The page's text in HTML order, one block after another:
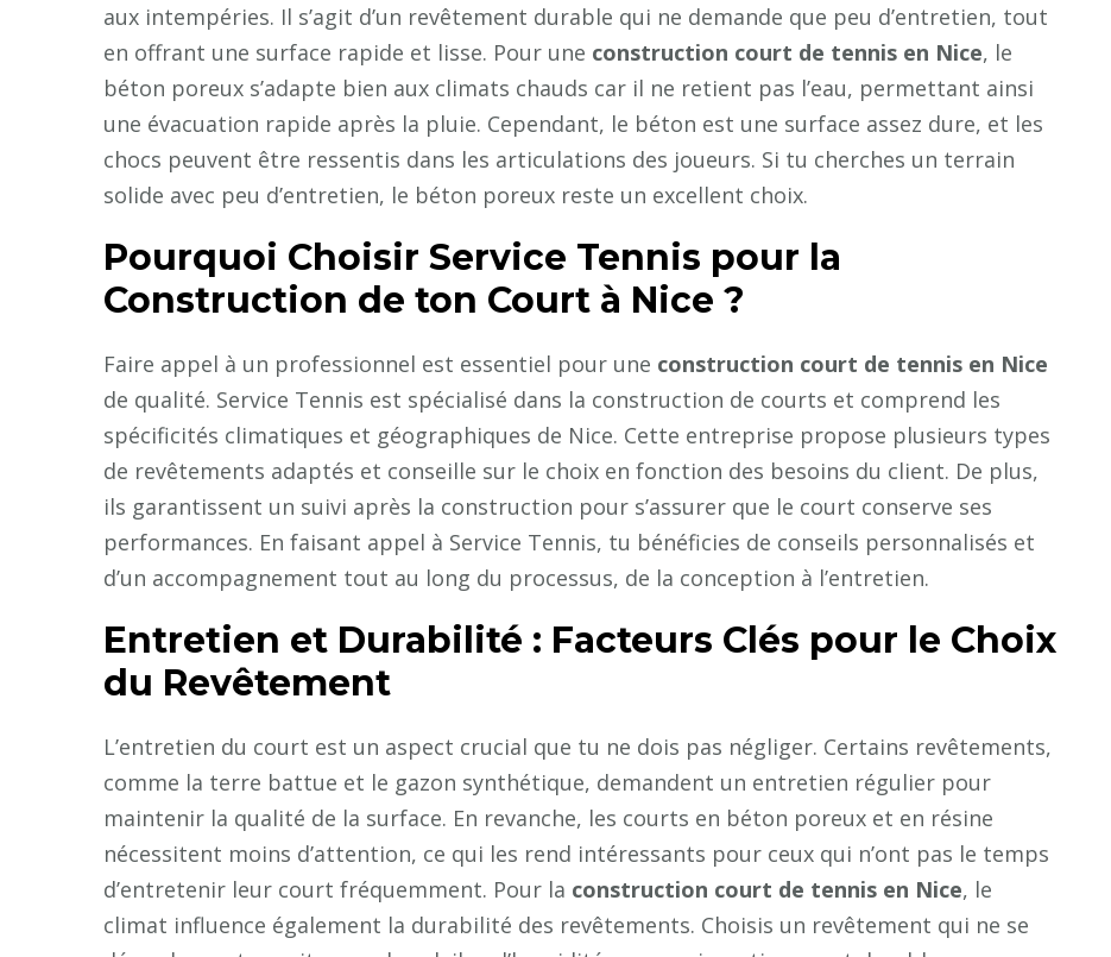
aux intempéries. Il s’agit d’un revêtement durable qui ne demande que peu d’entretien, tout
en offrant une surface rapide et lisse. Pour une construction court de tennis en Nice, le
béton poreux s’adapte bien aux climats chauds car il ne retient pas l’eau, permettant ainsi
une évacuation rapide après la pluie. Cependant, le béton est une surface assez dure, et les
chocs peuvent être ressentis dans les articulations des joueurs. Si tu cherches un terrain
solide avec peu d’entretien, le béton poreux reste un excellent choix.
Pourquoi Choisir Service Tennis pour la
Construction de ton Court à Nice ?
Faire appel à un professionnel est essentiel pour une construction court de tennis en Nice
de qualité. Service Tennis est spécialisé dans la construction de courts et comprend les
spécificités climatiques et géographiques de Nice. Cette entreprise propose plusieurs types
de revêtements adaptés et conseille sur le choix en fonction des besoins du client. De plus,
ils garantissent un suivi après la construction pour s’assurer que le court conserve ses
performances. En faisant appel à Service Tennis, tu bénéficies de conseils personnalisés et
d’un accompagnement tout au long du processus, de la conception à l’entretien.
Entretien et Durabilité : Facteurs Clés pour le Choix
du Revêtement
L’entretien du court est un aspect crucial que tu ne dois pas négliger. Certains revêtements,
comme la terre battue et le gazon synthétique, demandent un entretien régulier pour
maintenir la qualité de la surface. En revanche, les courts en béton poreux et en résine
nécessitent moins d’attention, ce qui les rend intéressants pour ceux qui n’ont pas le temps
d’entretenir leur court fréquemment. Pour la construction court de tennis en Nice, le
climat influence également la durabilité des revêtements. Choisis un revêtement qui ne se